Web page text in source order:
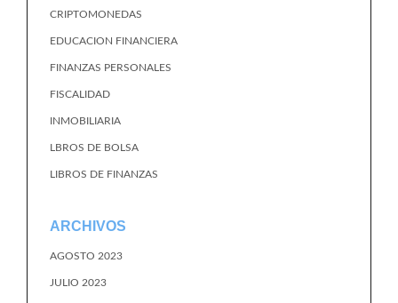
CRIPTOMONEDAS
EDUCACION FINANCIERA
FINANZAS PERSONALES
FISCALIDAD
INMOBILIARIA
LBROS DE BOLSA
LIBROS DE FINANZAS
ARCHIVOS
AGOSTO 2023
JULIO 2023